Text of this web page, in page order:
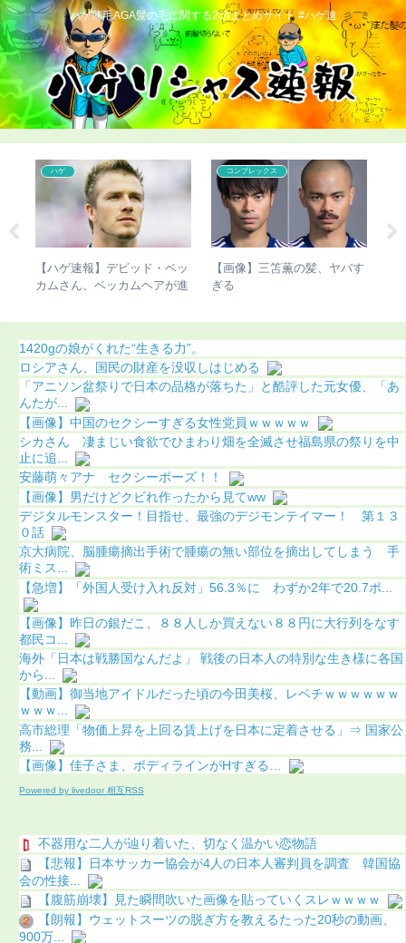
ハゲ薄毛AGA髪の毛に関する2chまとめサイト #ハゲ速
ハゲ
【ハゲ速報】デビッド・ベッ
カムさん、ベッカムヘアが進
コンプレックス
【画像】三笘薫の髪、ヤバす
ぎる
1420gの娘がくれた“生きる力”。
ロシアさん、国民の財産を没収しはじめる
「アニソン盆祭りで日本の品格が落ちた」と酷評した元女優、「あ
んたが...
【画像】中国のセクシーすぎる女性党員ｗｗｗｗｗ
シカさん 凄まじい食欲でひまわり畑を全滅させ福島県の祭りを中
止に追...
安藤萌々アナ セクシーポーズ！！
【画像】男だけどクビれ作ったから見てww
デジタルモンスター！目指せ、最強のデジモンテイマー！ 第１３
０話
京大病院、脳腫瘍摘出手術で腫瘍の無い部位を摘出してしまう 手
術ミス...
【急増】「外国人受け入れ反対」56.3％に わずか2年で20.7ポ...
【画像】昨日の銀だこ、８８人しか買えない８８円に大行列をなす
都民コ...
海外「日本は戦勝国なんだよ」 戦後の日本人の特別な生き様に各国
から...
【動画】御当地アイドルだった頃の今田美桜、レベチｗｗｗｗｗｗ
ｗｗｗ...
高市総理「物価上昇を上回る賃上げを日本に定着させる」⇒ 国家公
務...
【画像】佳子さま、ボディラインがHすぎる…
Powered by livedoor 相互RSS
不器用な二人が辿り着いた、切なく温かい恋物語
【悲報】日本サッカー協会が4人の日本人審判員を調査 韓国協
会の性接...
【腹筋崩壊】見た瞬間吹いた画像を貼っていくスレｗｗｗｗ
【朗報】ウェットスーツの脱ぎ方を教えるたった20秒の動画、
900万...